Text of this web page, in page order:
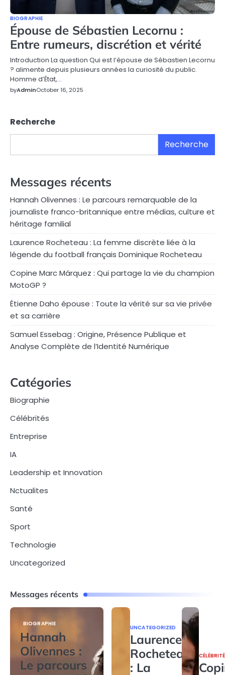
BIOGRAPHIE
Épouse de Sébastien Lecornu :
Entre rumeurs, discrétion et vérité
Introduction La question Qui est l’épouse de Sébastien Lecornu
? alimente depuis plusieurs années la curiosité du public.
Homme d’État,…
byAdminOctober 16, 2025
Recherche
Recherche
Messages récents
Hannah Olivennes : Le parcours remarquable de la
journaliste franco-britannique entre médias, culture et
héritage familial
Laurence Rocheteau : La femme discrète liée à la
légende du football français Dominique Rocheteau
Copine Marc Márquez : Qui partage la vie du champion
MotoGP ?
Étienne Daho épouse : Toute la vérité sur sa vie privée
et sa carrière
Samuel Essebag : Origine, Présence Publique et
Analyse Complète de l’Identité Numérique
Catégories
Biographie
Célébrités
Entreprise
IA
Leadership et Innovation
Nctualites
Santé
Sport
Technologie
Uncategorized
Messages récents
BIOGRAPHIE
Hannah
Olivennes :
Le parcours
UNCATEGORIZED
Laurence
Rocheteau
: La